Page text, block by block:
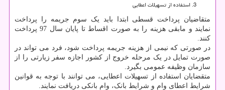
استفاده از تسهیلات اعطایی
متقاضیان پرداخت قسطی ابتدا باید یک سوم جریمه را پرداخت
نمایند و مابقی هزینه را به صورت اقساط تا پایان سال 97 پرداخت
کنند.
در صورتی که نیمی از هزینه جریمه پرداخت شود، فرد می تواند در
صورت تمایل در یک مرحله خروج از کشور اجازه سفر زیارتی را از
سازمان وظیفه عمومی بگیرد.
متقضایان استفاده از تسهیلات اعطایی، می توانند با توجه به قوانین
شرایط اعطای وام و شرایط بانک، وام بانکی دریافت نمایند.